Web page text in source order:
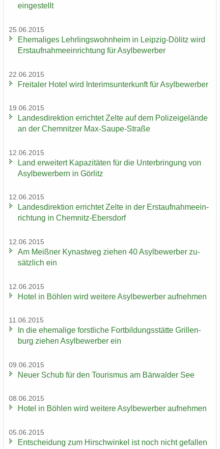
ein­ge­stellt
25.06.2015
Ehe­ma­li­ges Lehr­lings­wohn­heim in Leipzig-​Dölitz wird
Erst­auf­nah­me­ein­rich­tung für Asyl­be­wer­ber
22.06.2015
Frei­ta­ler Hotel wird In­te­rims­un­ter­kunft für Asyl­be­wer­ber
19.06.2015
Lan­des­di­rek­ti­on er­rich­tet Zelte auf dem Po­li­zei­ge­län­de
an der Chem­nit­zer Max-​Saupe-Straße
12.06.2015
Land er­wei­tert Ka­pa­zi­tä­ten für die Un­ter­brin­gung von
Asyl­be­wer­bern in Gör­litz
12.06.2015
Lan­des­di­rek­ti­on er­rich­tet Zelte in der Erst­auf­nah­me­ein­
rich­tung in Chemnitz-​Ebersdorf
12.06.2015
Am Meiß­ner Ky­nast­weg zie­hen 40 Asyl­be­wer­ber zu­
sätz­lich ein
12.06.2015
Hotel in Böh­len wird wei­te­re Asyl­be­wer­ber auf­neh­men
11.06.2015
In die ehe­ma­li­ge forst­li­che Fort­bil­dungs­stät­te Gril­len­
burg zie­hen Asyl­be­wer­ber ein
09.06.2015
Neuer Schub für den Tou­ris­mus am Bär­wal­der See
08.06.2015
Hotel in Böh­len wird wei­te­re Asyl­be­wer­ber auf­neh­men
05.06.2015
Ent­schei­dung zum Hirsch­win­kel ist noch nicht ge­fal­len